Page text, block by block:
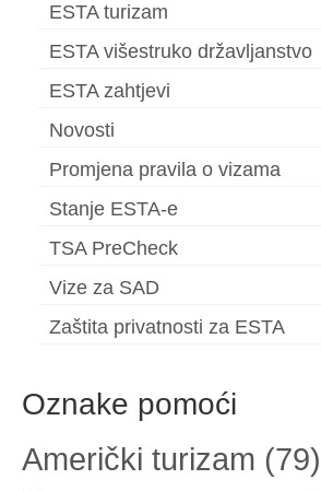
ESTA turizam
ESTA višestruko državljanstvo
ESTA zahtjevi
Novosti
Promjena pravila o vizama
Stanje ESTA-e
TSA PreCheck
Vize za SAD
Zaštita privatnosti za ESTA
Oznake pomoći
Američki turizam (79)